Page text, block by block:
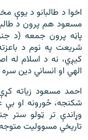
اخوا د طالبانو د یوې
مسعود هم پرون د
شریعت په نوم د
کیږي، نه د اسلام له
الهي او انساني دین
احمد مسعود زیاته
شکنجه، ځورونه او
وړاندې تر ټولو ستر
تاریخي مسوولیت